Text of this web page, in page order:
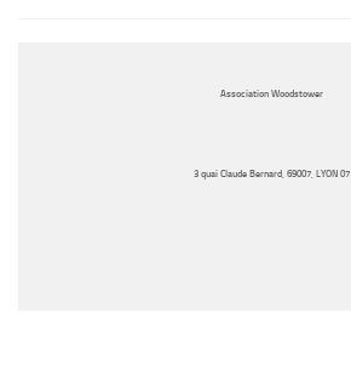
Association Woodstower
3 quai Claude Bernard, 69007, LYON 07